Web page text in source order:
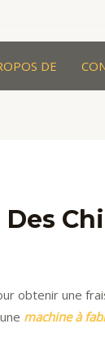
DE
obtenir une
machine à